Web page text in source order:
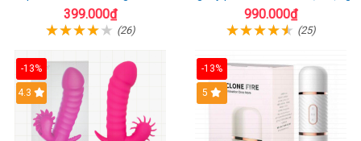
399.000₫
(26)
990.000₫
(25)
-13%
4.3
-13%
5